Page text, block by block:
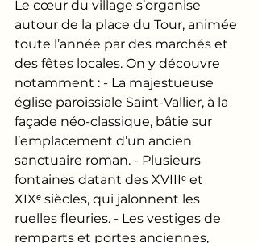
Le cœur du village s’organise
autour de la place du Tour, animée
toute l’année par des marchés et
des fêtes locales. On y découvre
notamment : - La majestueuse
église paroissiale Saint-Vallier, à la
façade néo-classique, bâtie sur
l’emplacement d’un ancien
sanctuaire roman. - Plusieurs
fontaines datant des XVIIIᵉ et
XIXᵉ siècles, qui jalonnent les
ruelles fleuries. - Les vestiges de
remparts et portes anciennes,